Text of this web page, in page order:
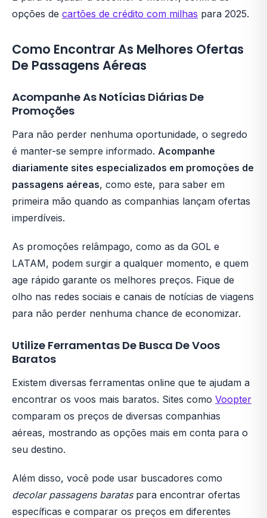
opções de cartões de crédito com milhas para 2025.
Como Encontrar As Melhores Ofertas
De Passagens Aéreas
Acompanhe As Notícias Diárias De
Promoções
Para não perder nenhuma oportunidade, o segredo
é manter-se sempre informado. Acompanhe
diariamente sites especializados em promoções de
passagens aéreas, como este, para saber em
primeira mão quando as companhias lançam ofertas
imperdíveis.
As promoções relâmpago, como as da GOL e
LATAM, podem surgir a qualquer momento, e quem
age rápido garante os melhores preços. Fique de
olho nas redes sociais e canais de notícias de viagens
para não perder nenhuma chance de economizar.
Utilize Ferramentas De Busca De Voos
Baratos
Existem diversas ferramentas online que te ajudam a
encontrar os voos mais baratos. Sites como Voopter
comparam os preços de diversas companhias
aéreas, mostrando as opções mais em conta para o
seu destino.
Além disso, você pode usar buscadores como
decolar passagens barataspara encontrar ofertas
específicas e comparar os preços em diferentes